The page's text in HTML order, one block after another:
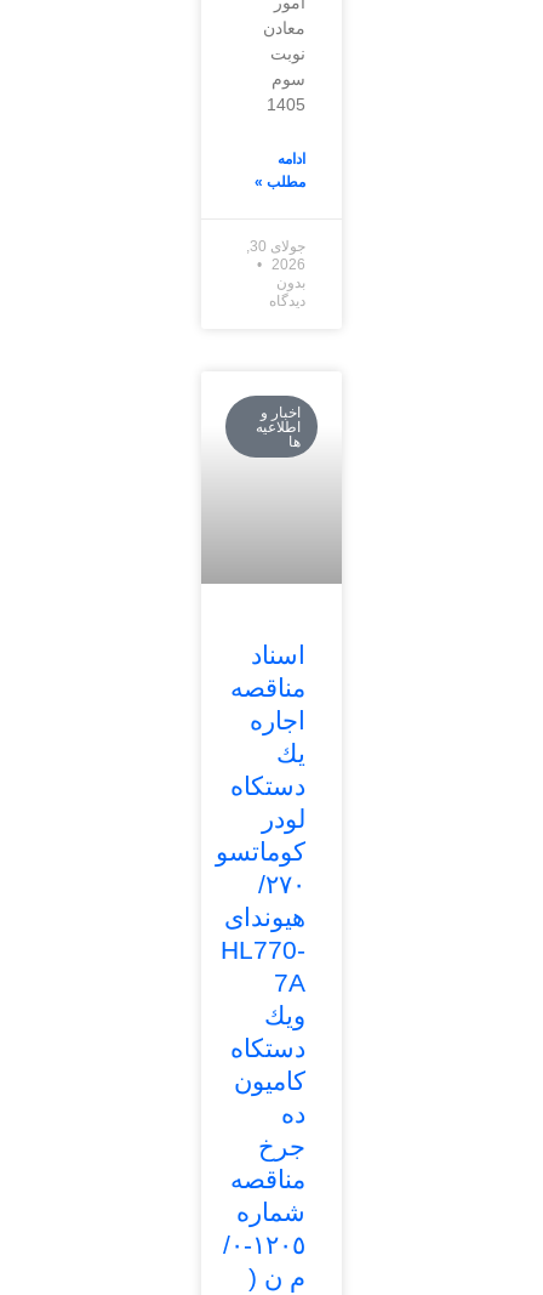
معادن
نوبت
سوم
1405
ادامه
مطلب »
جولای 30,
2026
بدون
دیدگاه
اخبار و
اطلاعیه
ها
اسناد
مناقصه
اجاره
يك
دستكاه
لودر
كوماتسو
٢٧٠/
هيونداى
HL770-
7A
ويك
دستكاه
كاميون
ده
جرخ
مناقصه
شماره
١٢٠٥-٠/
م ن (